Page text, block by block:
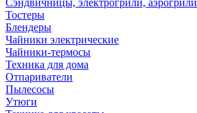
Сэндвичницы, электрогрили, аэрогрили
Тостеры
Блендеры
Чайники электрические
Чайники-термосы
Техника для дома
Отпариватели
Пылесосы
Утюги